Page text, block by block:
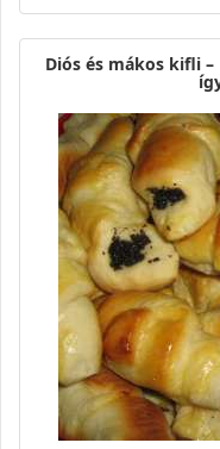
Diós és mákos kifli